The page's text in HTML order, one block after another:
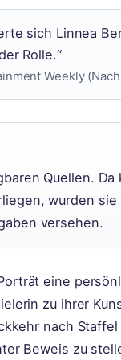
sich Linnea
Rolle.“
Weekly
Quellen.
wurden sie
versehen.
eine
zu ihrer
nach
Beweis zu